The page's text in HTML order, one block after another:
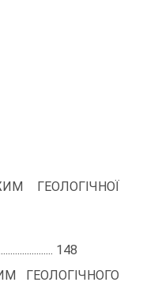
ГЕОЛОГІЧНОЇ
148
ГЕОЛОГІЧНОГО